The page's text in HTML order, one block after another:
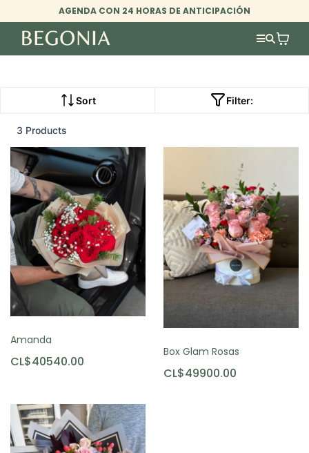
AGENDA CON 24 HORAS DE ANTICIPACIÓN
Sort Filter:
3 Products
Amanda
CL$40540.00
Box Glam Rosas
CL$49900.00